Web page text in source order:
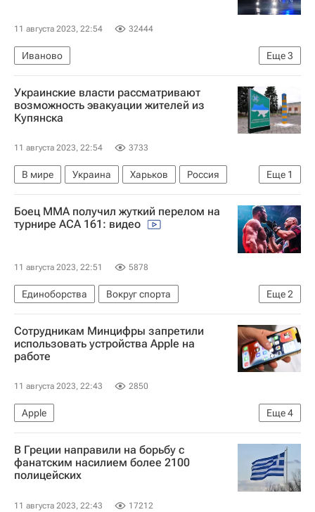
11 августа 2023, 22:54 32444
Еще3
Иваново
Следственный комитет России (СК РФ)
Происшествия
Ярославская область
Украинские власти рассматривают
возможность эвакуации жителей из
Купянска
11 августа 2023, 22:54 3733
Еще 1
В мире Украина Харьков
Россия
Вооруженные силы Украины
Боец ММА получил жуткий перелом на
турнире АСА 161: видео
11 августа 2023, 22:51 5878
Еще2
Единоборства
Вокруг спорта
Происшествия
ММА (Смешанные единоборства)
Сотрудникам Минцифры запретили
использовать устройства Apple на
работе
11 августа 2023, 22:43 2850
Еще4
Apple
Министерство цифрового развития, связи и массовых коммуникаций РФ (Минцифры России)
Максут Шадаев
Технологии
В Греции направили на борьбу с
фанатским насилием более 2100
полицейских
11 августа 2023, 22:43 17212